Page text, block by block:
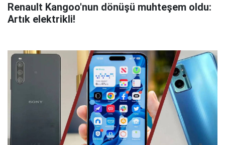
Renault Kangoo'nun dönüşü muhteşem oldu:
Artık elektrikli!